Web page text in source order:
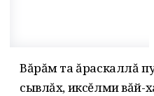
Вăрăм та ăраскаллă
сывлăх, иксĕлми вăй-